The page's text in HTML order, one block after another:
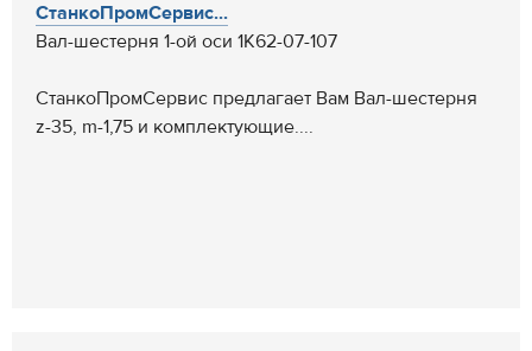
СтанкоПромСервис...
Вал-шестерня 1-ой оси 1К62-07-107
СтанкоПромСервис предлагает Вам Вал-шестерня
z-35, m-1,75 и комплектующие....